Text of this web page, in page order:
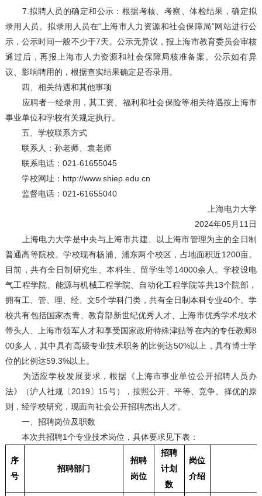
7.拟聘人员的确定和公示：根据考核、考察、体检结果，确定拟
录用人员。拟录用人员在“上海市人力资源和社会保障局”网站进行公
示，公示时间一般不少于7天。公示无异议，报上海市教育委员会审核
通过后，再报上海市人力资源和社会保障局核准备案。公示如有异
议、影响聘用的，根据查实结果确定是否录用。
四、相关待遇和其他事项
应聘者一经录用，其工资、福利和社会保险等相关待遇按上海市
事业单位和学校有关规定执行。
五、学校联系方式
联系人：孙老师、袁老师
联系电话：021-61655045
学校网址：http://www.shiep.edu.cn
监督电话：021-61655040
上海电力大学
2024年05月11日
上海电力大学是中央与上海市共建、以上海市管理为主的全日制
普通高等院校。学校现有杨浦、浦东两个校区，占地面积近1200亩。
目前，共有全日制研究生、本科生、留学生等14000余人。学校设电
气工程学院、能源与机械工程学院、自动化工程学院等共13个院部，
拥有工、管、理、经、文5个学科门类，共有全日制本科专业40个。学
校共有包括国家杰青、教育部新世纪优秀人才、上海市优秀学术/技术
带头人、上海市领军人才和享受国家政府特殊津贴等在内的专任教师8
00多人，其中具有高级专业技术职务的比例达50%以上，具有博士学
位的比例达59.3%以上。
为适应学校发展要求，根据《上海市事业单位公开招聘人员办
法》（沪人社规〔2019〕15号），按照公开、平等、竞争、择优的原
则，经学校研究，现面向社会公开招聘杰出人才。
一、招聘岗位及职数
本次共招聘1个专业技术岗位，具体要求见下表：
序
号
招聘部门
招聘
岗位
招聘
计划
数
岗位
介绍